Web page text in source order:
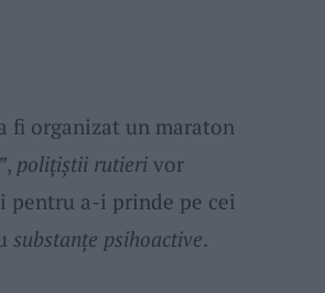
fi organizat un maraton
, polițiștii rutierivor
pentru a-i prinde pe cei
substanțe psihoactive.